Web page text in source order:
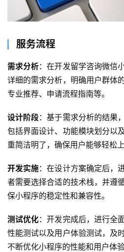
服务流程
需求分析：在开发留学咨询微信
详细的需求分析，明确用户群体
专业推荐、申请流程指南等。
设计阶段：基于需求分析的结果
包括界面设计、功能模块划分以
重简洁明了，确保用户能够轻松上
开发实施：在设计方案确定后，
者需要选择合适的技术栈，并遵
保小程序的稳定性和兼容性。
测试优化：开发完成后，进行全
性能测试以及用户体验测试，及
不断优化小程序的性能和用户体验